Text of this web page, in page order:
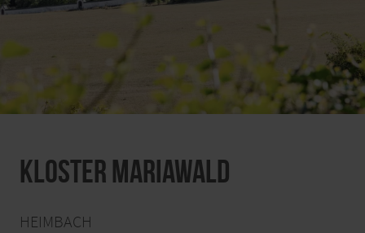
Kloster Mariawald
HEIMBACH